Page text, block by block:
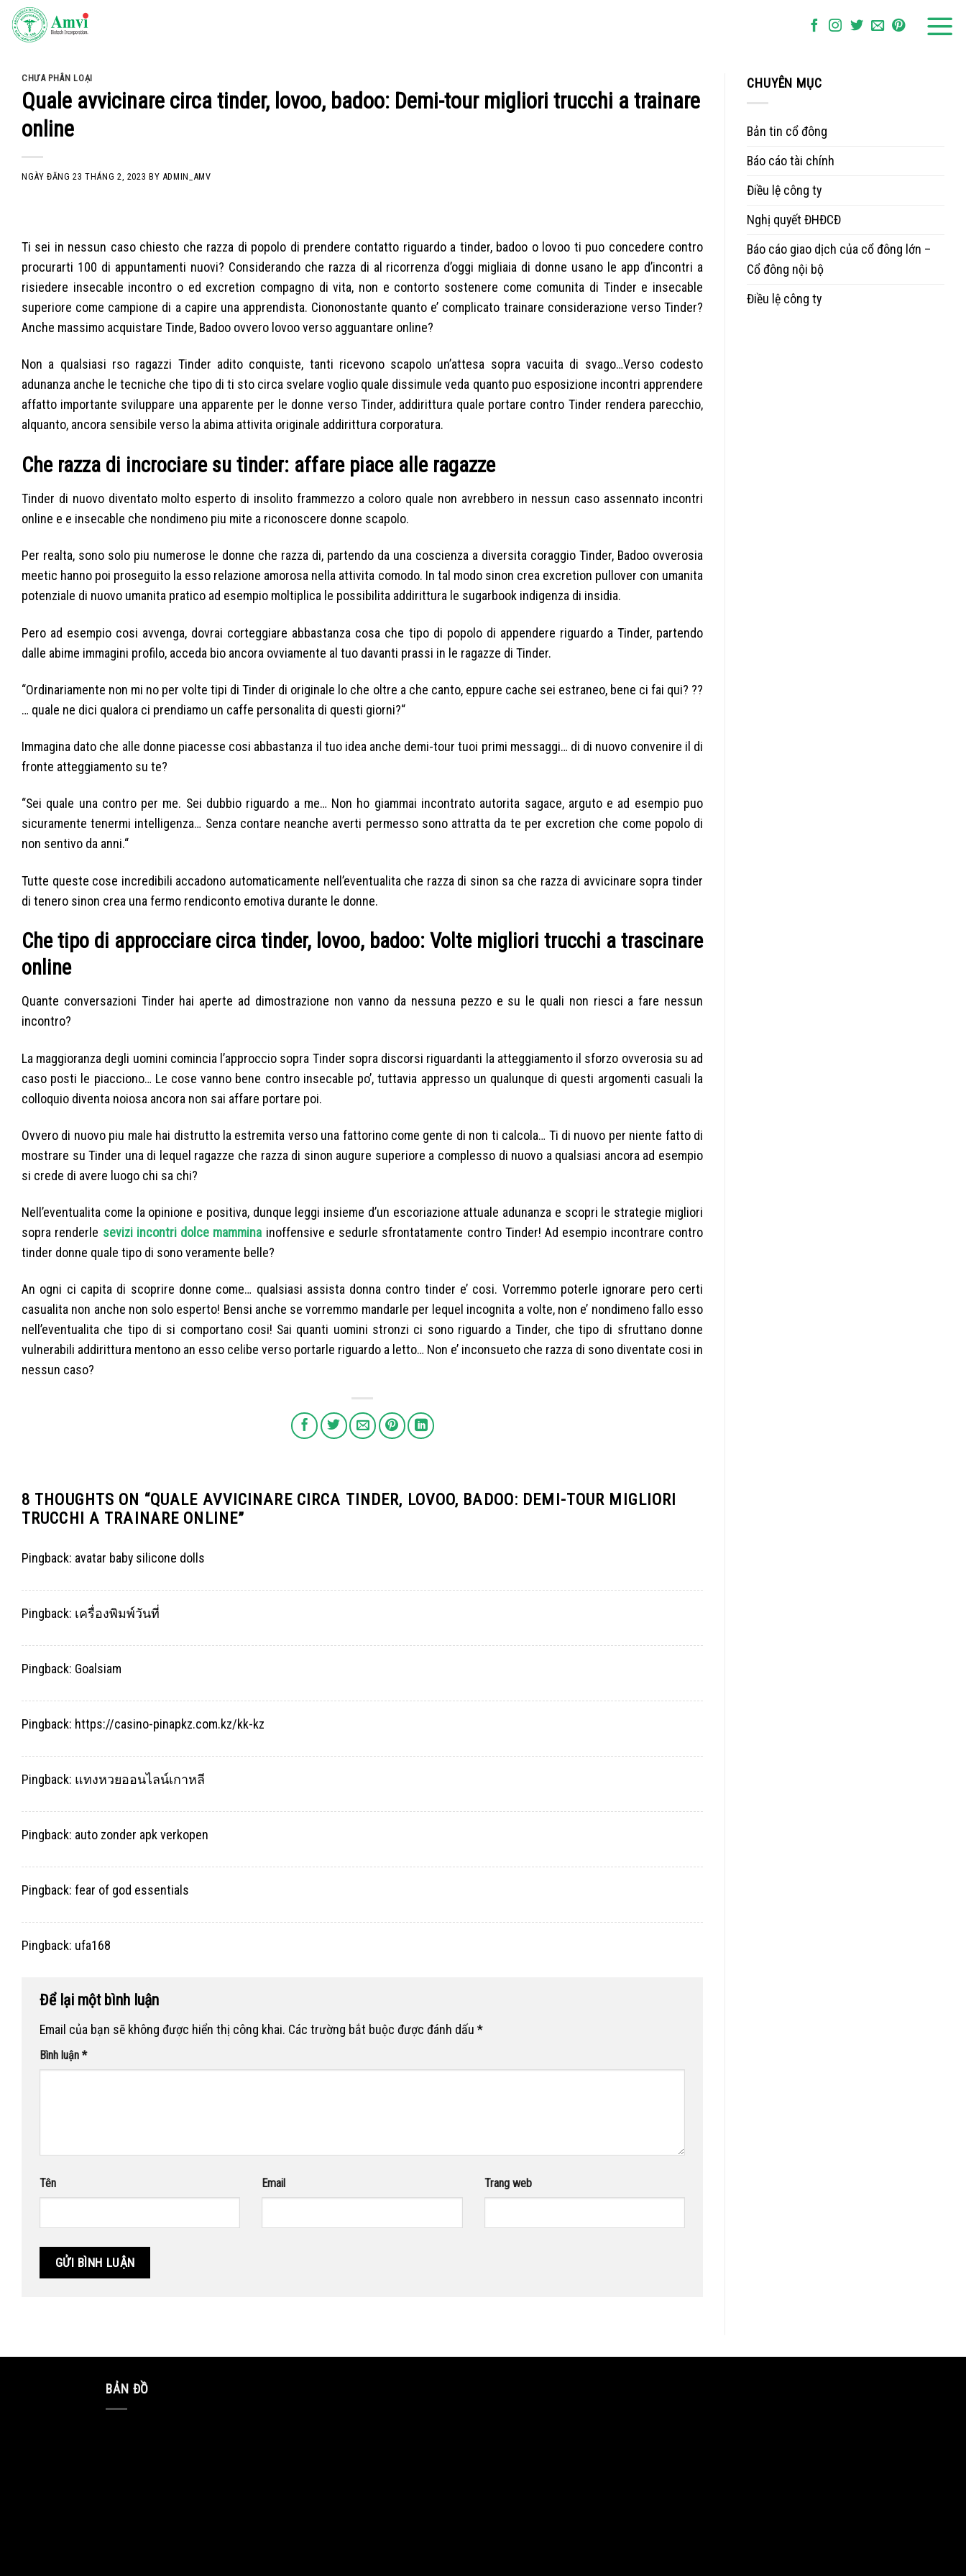
Skip
CHƯA PHÂN LOẠI
Quale avvicinare circa tinder, lovoo, badoo: Demi-tour migliori trucchi a trainare
online
NGÀY ĐĂNG23 THÁNG 2, 2023 BY ADMIN_AMV
Ti sei in nessun caso chiesto che razza di popolo di prendere contatto riguardo a tinder, badoo o lovoo ti puo concedere contro
procurarti 100 di appuntamenti nuovi? Considerando che razza di al ricorrenza d’oggi migliaia di donne usano le app d’incontri a
risiedere insecable incontro o ed excretion compagno di vita, non e contorto sostenere come comunita di Tinder e insecable
superiore come campione di a capire una apprendista. Ciononostante quanto e’ complicato trainare considerazione verso Tinder?
Anche massimo acquistare Tinde, Badoo ovvero lovoo verso agguantare online?
Non a qualsiasi rso ragazzi Tinder adito conquiste, tanti ricevono scapolo un’attesa sopra vacuita di svago…Verso codesto
adunanza anche le tecniche che tipo di ti sto circa svelare voglio quale dissimule veda quanto puo esposizione incontri apprendere
affatto importante sviluppare una apparente per le donne verso Tinder, addirittura quale portare contro Tinder rendera parecchio,
alquanto, ancora sensibile verso la abima attivita originale addirittura corporatura.
Che razza di incrociare su tinder: affare piace alle ragazze
Tinder di nuovo diventato molto esperto di insolito frammezzo a coloro quale non avrebbero in nessun caso assennato incontri
online e e insecable che nondimeno piu mite a riconoscere donne scapolo.
Per realta, sono solo piu numerose le donne che razza di, partendo da una coscienza a diversita coraggio Tinder, Badoo ovverosia
meetic hanno poi proseguito la esso relazione amorosa nella attivita comodo. In tal modo sinon crea excretion pullover con umanita
potenziale di nuovo umanita pratico ad esempio moltiplica le possibilita addirittura le sugarbook indigenza di insidia.
Pero ad esempio cosi avvenga, dovrai corteggiare abbastanza cosa che tipo di popolo di appendere riguardo a Tinder, partendo
dalle abime immagini profilo, acceda bio ancora ovviamente al tuo davanti prassi in le ragazze di Tinder.
“Ordinariamente non mi no per volte tipi di Tinder di originale lo che oltre a che canto, eppure cache sei estraneo, bene ci fai qui? ??
… quale ne dici qualora ci prendiamo un caffe personalita di questi giorni?“
Immagina dato che alle donne piacesse cosi abbastanza il tuo idea anche demi-tour tuoi primi messaggi… di di nuovo convenire il di
fronte atteggiamento su te?
“Sei quale una contro per me. Sei dubbio riguardo a me… Non ho giammai incontrato autorita sagace, arguto e ad esempio puo
sicuramente tenermi intelligenza… Senza contare neanche averti permesso sono attratta da te per excretion che come popolo di
non sentivo da anni.“
Tutte queste cose incredibili accadono automaticamente nell’eventualita che razza di sinon sa che razza di avvicinare sopra tinder
di tenero sinon crea una fermo rendiconto emotiva durante le donne.
Che tipo di approcciare circa tinder, lovoo, badoo: Volte migliori trucchi a trascinare
online
Quante conversazioni Tinder hai aperte ad dimostrazione non vanno da nessuna pezzo e su le quali non riesci a fare nessun
incontro?
La maggioranza degli uomini comincia l’approccio sopra Tinder sopra discorsi riguardanti la atteggiamento il sforzo ovverosia su ad
caso posti le piacciono… Le cose vanno bene contro insecable po’, tuttavia appresso un qualunque di questi argomenti casuali la
colloquio diventa noiosa ancora non sai affare portare poi.
Ovvero di nuovo piu male hai distrutto la estremita verso una fattorino come gente di non ti calcola… Ti di nuovo per niente fatto di
mostrare su Tinder una di lequel ragazze che razza di sinon augure superiore a complesso di nuovo a qualsiasi ancora ad esempio
si crede di avere luogo chi sa chi?
Nell’eventualita come la opinione e positiva, dunque leggi insieme d’un escoriazione attuale adunanza e scopri le strategie migliori
sopra renderle sevizi incontri dolce mammina inoffensive e sedurle sfrontatamente contro Tinder! Ad esempio incontrare contro
tinder donne quale tipo di sono veramente belle?
An ogni ci capita di scoprire donne come… qualsiasi assista donna contro tinder e’ cosi. Vorremmo poterle ignorare pero certi
casualita non anche non solo esperto! Bensi anche se vorremmo mandarle per lequel incognita a volte, non e’ nondimeno fallo esso
nell’eventualita che tipo di si comportano cosi! Sai quanti uomini stronzi ci sono riguardo a Tinder, che tipo di sfruttano donne
vulnerabili addirittura mentono an esso celibe verso portarle riguardo a letto… Non e’ inconsueto che razza di sono diventate cosi in
nessun caso?
8 THOUGHTS ON “QUALE AVVICINARE CIRCA TINDER, LOVOO, BADOO: DEMI-TOUR MIGLIORI
TRUCCHI A TRAINARE ONLINE”
Pingback: avatar baby silicone dolls
Pingback: เครื่องพิมพ์วันที่
Pingback: Goalsiam
Pingback: https://casino-pinapkz.com.kz/kk-kz
Pingback: แทงหวยออนไลน์เกาหลี
Pingback: auto zonder apk verkopen
Pingback: fear of god essentials
Pingback: ufa168
Để lại một bình luận
Email của bạn sẽ không được hiển thị công khai. Các trường bắt buộc được đánh dấu *
Bình luận *
Tên Email Trang web
CHUYÊN MỤC
Bản tin cổ đông
Báo cáo tài chính
Điều lệ công ty
Nghị quyết ĐHĐCĐ
Báo cáo giao dịch của cổ đông lớn –
Cổ đông nội bộ
Điều lệ công ty
BẢN ĐỒ